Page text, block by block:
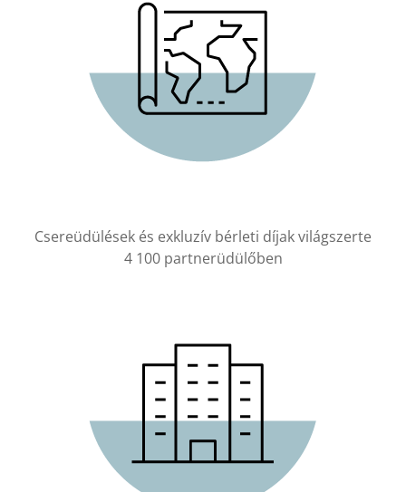
Csereüdülések és exkluzív bérleti díjak világszerte
4 100 partnerüdülőben